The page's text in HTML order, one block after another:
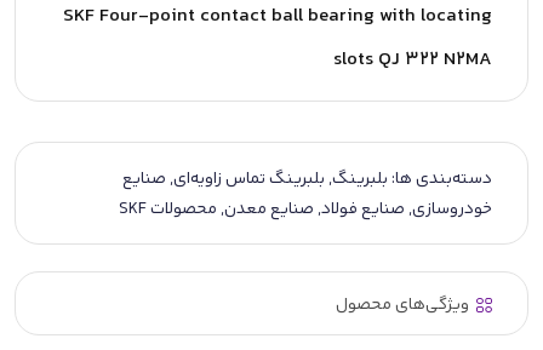
SKF Four-point contact ball bearing with locating
slots QJ 322 N2MA
دسته‌بندی ها: بلبرینگ,بلبرینگ تماس زاویه‌ای,صنایع
خودروسازی,صنایع فولاد,صنایع معدن,محصولات SKF
ویژگی‌های محصول